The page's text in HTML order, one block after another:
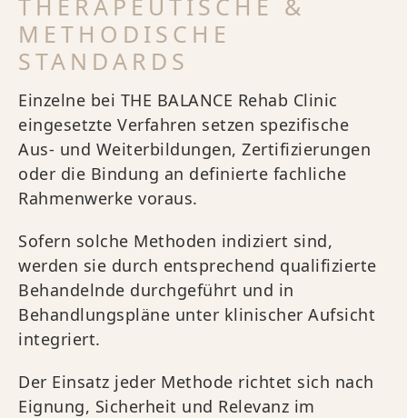
THERAPEUTISCHE &
METHODISCHE
STANDARDS
Einzelne bei THE BALANCE Rehab Clinic
eingesetzte Verfahren setzen spezifische
Aus- und Weiterbildungen, Zertifizierungen
oder die Bindung an definierte fachliche
Rahmenwerke voraus.
Sofern solche Methoden indiziert sind,
werden sie durch entsprechend qualifizierte
Behandelnde durchgeführt und in
Behandlungspläne unter klinischer Aufsicht
integriert.
Der Einsatz jeder Methode richtet sich nach
Eignung, Sicherheit und Relevanz im